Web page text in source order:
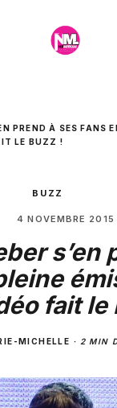
PREND À SES FANS
LE BUZZ !
BUZZ
4 NOVEMBRE 2015
s’en
fait le
MICHELLE · 2 MIN